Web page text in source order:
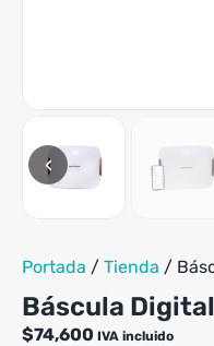
elegir
de
‹
Portada / Tienda /
Báscula
$74,600 IVA incluido